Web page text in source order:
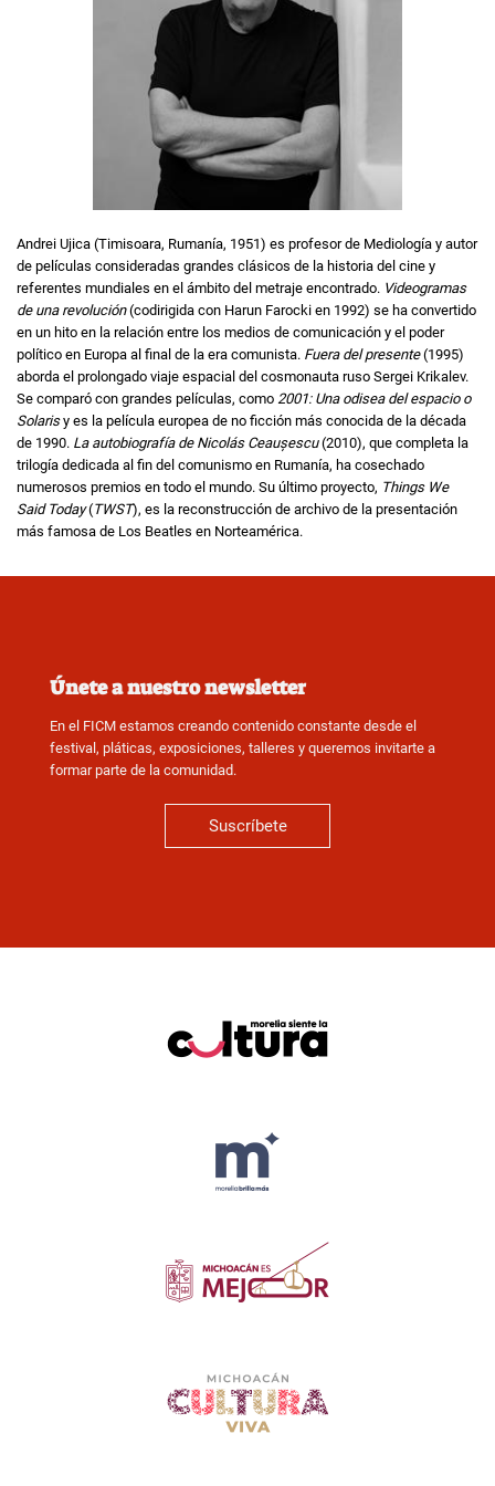
Andrei Ujica (Timisoara, Rumanía, 1951) es profesor de Mediología y autor
de películas consideradas grandes clásicos de la historia del cine y
referentes mundiales en el ámbito del metraje encontrado. Videogramas
de una revolución(codirigida con Harun Farocki en 1992) se ha convertido
en un hito en la relación entre los medios de comunicación y el poder
político en Europa al final de la era comunista. Fuera del presente(1995)
aborda el prolongado viaje espacial del cosmonauta ruso Sergei Krikalev.
Se comparó con grandes películas, como 2001: Una odisea del espacio o
Solarisy es la película europea de no ficción más conocida de la década
de 1990. La autobiografía de Nicolás Ceaușescu(2010), que completa la
trilogía dedicada al fin del comunismo en Rumanía, ha cosechado
numerosos premios en todo el mundo. Su último proyecto, Things We
Said Today(TWST), es la reconstrucción de archivo de la presentación
más famosa de Los Beatles en Norteamérica.
Únete a nuestro newsletter
En el FICM estamos creando contenido constante desde el
festival, pláticas, exposiciones, talleres y queremos invitarte a
formar parte de la comunidad.
Suscríbete